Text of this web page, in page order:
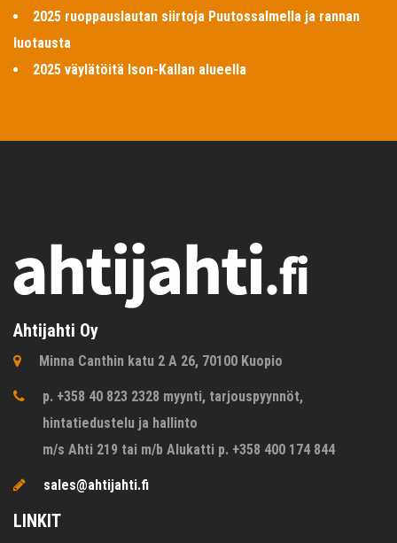
2025 ruoppauslautan siirtoja Puutossalmella ja rannan
luotausta
2025 väylätöitä Ison-Kallan alueella
Ahtijahti Oy
Minna Canthin katu 2 A 26, 70100 Kuopio
p. +358 40 823 2328 myynti, tarjouspyynnöt,
hintatiedustelu ja hallinto
m/s Ahti 219 tai m/b Alukatti p. +358 400 174 844
sales@ahtijahti.fi
LINKIT